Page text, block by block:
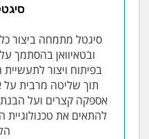
סיגטל מתמחה ביצור
ובטאיוואן בהסתמך
בפיתוח ויצור
תוך שליטה מרבית על
אספקה קצרים ועל
להתאים את טכנולוגיית